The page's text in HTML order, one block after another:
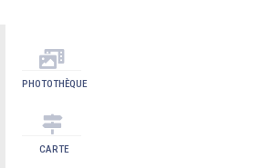
PHOTOTHÈQUE
CARTE